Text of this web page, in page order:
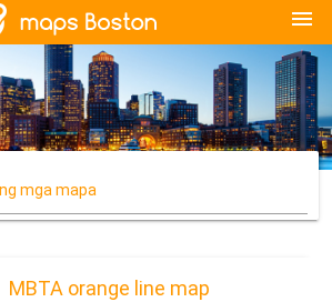
menu
mga mapa
MBTA orange line map